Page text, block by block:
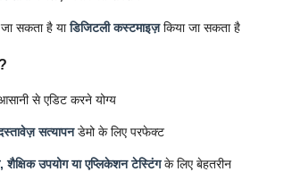
सकता है याडिजिटली कस्टमाइज़किया जा सकता है
से एडिट करने योग्य
सत्यापनडेमो के लिए परफेक्ट
उपयोग या एप्लिकेशन टेस्टिंगके लिए बेहतरीन